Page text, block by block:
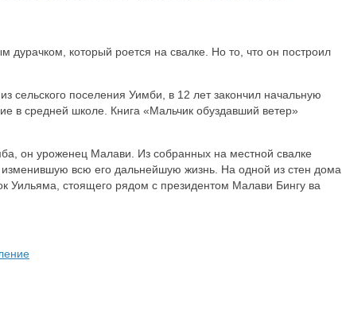
дурачком, который роется на свалке. Но то, что он построил
сельского поселения Уимби, в 12 лет закончил начальную
в средней школе. Книга «Мальчик обуздавший ветер»
он уроженец Малави. Из собранных на местной свалке
всю его дальнейшую жизнь. На одной из стен дома
Уильяма, стоящего рядом с президентом Малави Бингу ва